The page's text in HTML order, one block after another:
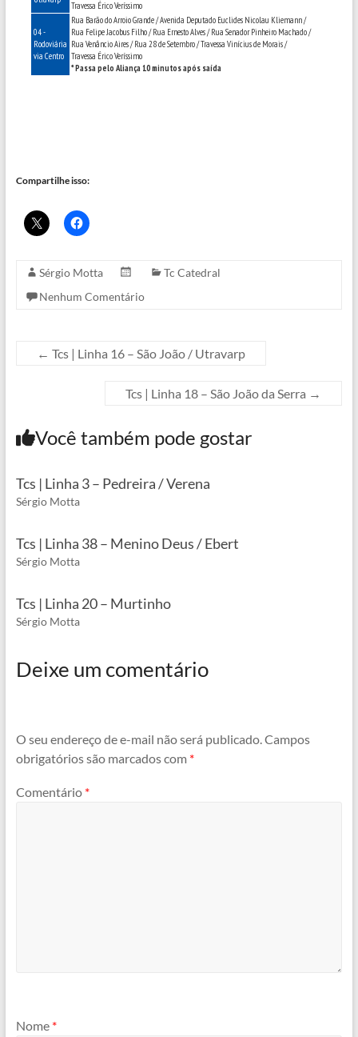
Compartilhe isso:
Sérgio Motta
Tc Catedral
Nenhum Comentário
← Tcs | Linha 16 – São João / Utravarp
Tcs | Linha 18 – São João da Serra →
Você também pode gostar
Tcs | Linha 3 – Pedreira / Verena
Sérgio Motta
Tcs | Linha 38 – Menino Deus / Ebert
Sérgio Motta
Tcs | Linha 20 – Murtinho
Sérgio Motta
Deixe um comentário
O seu endereço de e-mail não será publicado.Campos
obrigatórios são marcados com *
Comentário *
Nome *